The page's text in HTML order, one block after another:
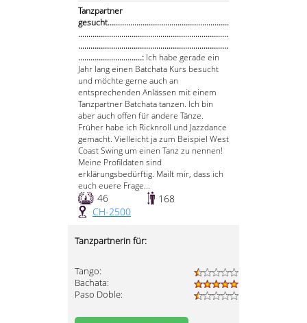
Tanzpartner
gesucht...........................................................
.........................................................................
.........................................................................
...............................: Ich habe gerade ein
Jahr lang einen Batchata Kurs besucht
und möchte gerne auch an
entsprechenden Anlässen mit einem
Tanzpartner Batchata tanzen. Ich bin
aber auch offen für andere Tänze.
Früher habe ich Ricknroll und Jazzdance
gemacht. Vielleicht ja zum Beispiel West
Coast Swing um einen Tanz zu nennen!
Meine Profildaten sind
erklärungsbedürftig. Mailt mir, dass ich
euch euere Frage...
46
168
CH-2500
Tanzpartnerin für:
Tango:
Bachata:
Paso Doble: